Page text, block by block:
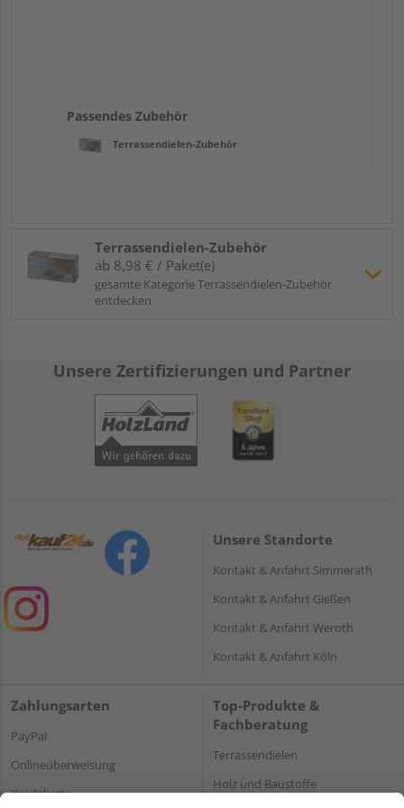
Passendes Zubehör
Terrassendielen-Zubehör
Terrassendielen-Zubehör
ab 8,98 € / Paket(e)
gesamte Kategorie Terrassendielen-Zubehör
entdecken
Unsere Zertifizierungen und Partner
Unsere Standorte
Kontakt & Anfahrt Simmerath
Kontakt & Anfahrt Gießen
Kontakt & Anfahrt Weroth
Kontakt & Anfahrt Köln
Zahlungsarten
PayPal
Onlineüberweisung
Kreditkarte
Top-Produkte &
Fachberatung
Terrassendielen
Holz und Baustoffe